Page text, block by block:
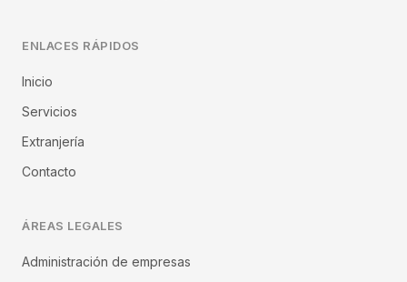
ENLACES RÁPIDOS
Inicio
Servicios
Extranjería
Contacto
ÁREAS LEGALES
Administración de empresas